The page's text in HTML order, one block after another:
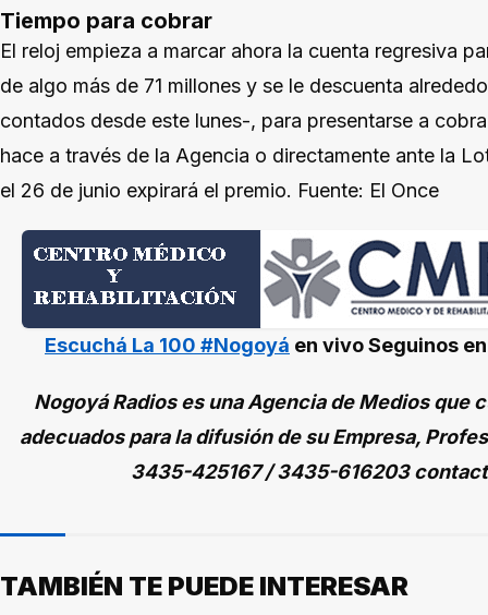
Tiempo para cobrar
El reloj empieza a marcar ahora la cuenta regresiva
de algo más de 71 millones y se le descuenta
contados desde este lunes-, para presentarse a
hace a través de la Agencia o directamente ante la
el 26 de junio expirará el premio. Fuente: El Once
Escuchá La 100 #Nogoyá en vivoSeguinos
Nogoyá Radios es una Agencia de Medios
adecuados para la difusión de su Empresa,
3435-425167 / 3435-616203
TAMBIÉN TE PUEDE INTERESAR